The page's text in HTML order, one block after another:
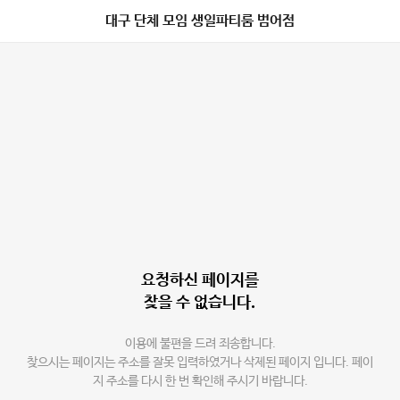
대구 단체 모임 생일파티룸 범어점
요청하신 페이지를
찾을 수 없습니다.
이용에 불편을 드려 죄송합니다.
찾으시는 페이지는 주소를 잘못 입력하였거나 삭제된 페이지 입니다. 페이
지 주소를 다시 한 번 확인해 주시기 바랍니다.